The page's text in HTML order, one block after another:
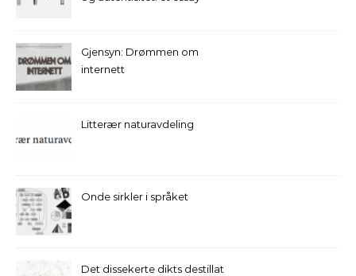
Gjensyn: Drømmen om
internett
Litterær naturavdeling
Onde sirkler i språket
Det dissekerte dikts destillat